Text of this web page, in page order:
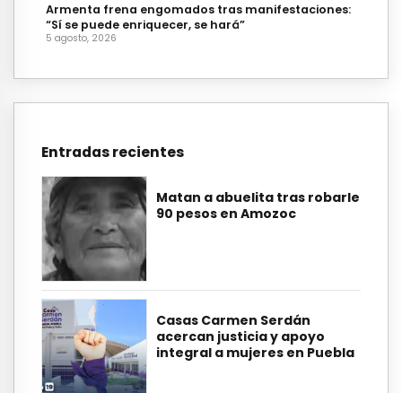
Armenta frena engomados tras manifestaciones:
“Sí se puede enriquecer, se hará”
5 agosto, 2026
Entradas recientes
Matan a abuelita tras robarle
90 pesos en Amozoc
Casas Carmen Serdán
acercan justicia y apoyo
integral a mujeres en Puebla